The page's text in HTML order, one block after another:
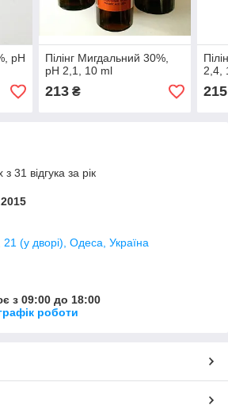
pH
Пілінг Мигдальний 30%,
pH 2,1, 10 ml
213₴
2,4,
215
31 відгука за рік
21 (у дворі), Одеса, Україна
з 09:00 до 18:00
роботи